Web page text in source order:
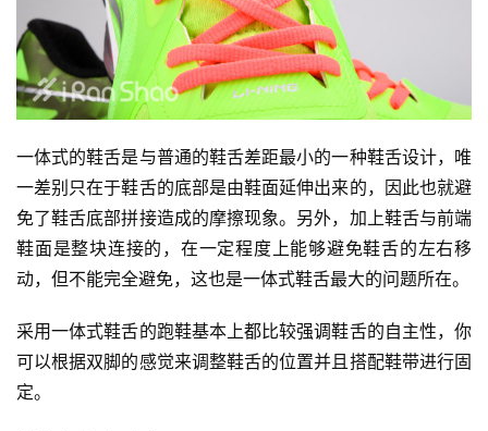
一体式的鞋舌是与普通的鞋舌差距最小的一种鞋舌设计，唯
一差别只在于鞋舌的底部是由鞋面延伸出来的，因此也就避
免了鞋舌底部拼接造成的摩擦现象。另外，加上鞋舌与前端
鞋面是整块连接的，在一定程度上能够避免鞋舌的左右移
动，但不能完全避免，这也是一体式鞋舌最大的问题所在。
采用一体式鞋舌的跑鞋基本上都比较强调鞋舌的自主性，你
可以根据双脚的感觉来调整鞋舌的位置并且搭配鞋带进行固
定。